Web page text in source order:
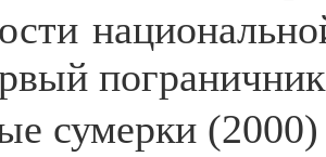
пограничник
сумерки